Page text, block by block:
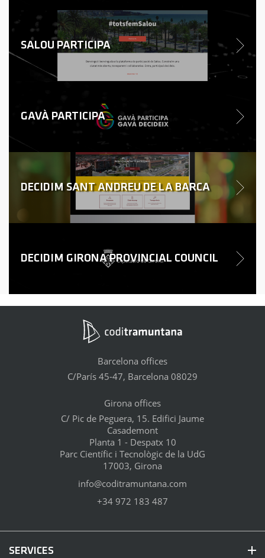
SALOU PARTICIPA
GAVÀ PARTICIPA
DECIDIM SANT ANDREU DE LA BARCA
DECIDIM GIRONA PROVINCIAL COUNCIL
Barcelona offices
C/París 45-47, Barcelona 08029
Girona offices
C/ Pic de Peguera, 15. Edifici Jaume
Casademont
Planta 1 - Despatx 10
Parc Científic i Tecnològic de la UdG
17003, Girona
info@coditramuntana.com
+34 972 183 487
SERVICES